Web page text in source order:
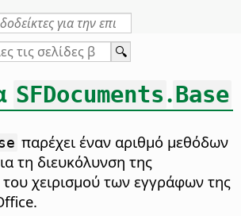
SFDocuments.Base
παρέχει έναν αριθμό μεθόδων
τη διευκόλυνση της
του χειρισμού των εγγράφων της